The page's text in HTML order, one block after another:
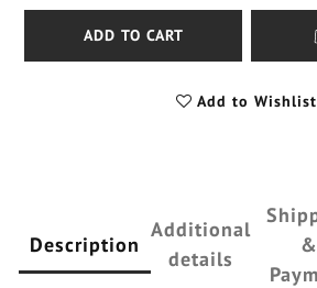
ADD TO CART
Add to Wishlist
Description
Additional
details
&